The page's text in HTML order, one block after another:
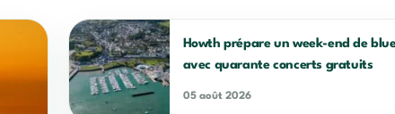
Howth prépare un week-end de
avec quarante concerts gratuits
05 août 2026